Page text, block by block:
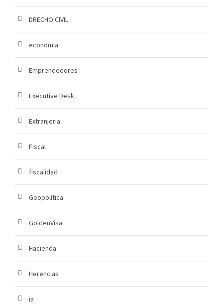
DRECHO CIVIL
economia
Emprendedores
Executive Desk
Extranjeria
Fiscal
fiscalidad
Geopolítica
GoldenVisa
Hacienda
Herencias
ia